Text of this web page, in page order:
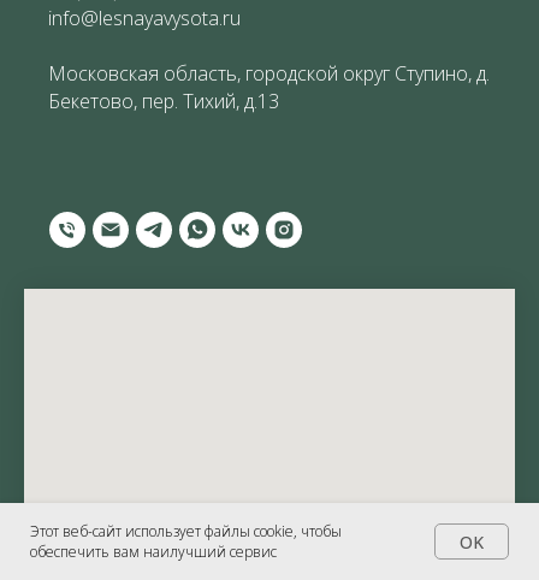
info@lesnayavysota.ru
Московская область, городской округ Ступино, д.
Бекетово, пер. Тихий, д.13
Этот веб-сайт использует файлы cookie, чтобы
обеспечить вам наилучший сервис
OK